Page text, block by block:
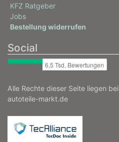
KFZ Ratgeber
Jobs
Bestellung widerrufen
Social
Alle Rechte dieser Seite liegen bei
autoteile-markt.de